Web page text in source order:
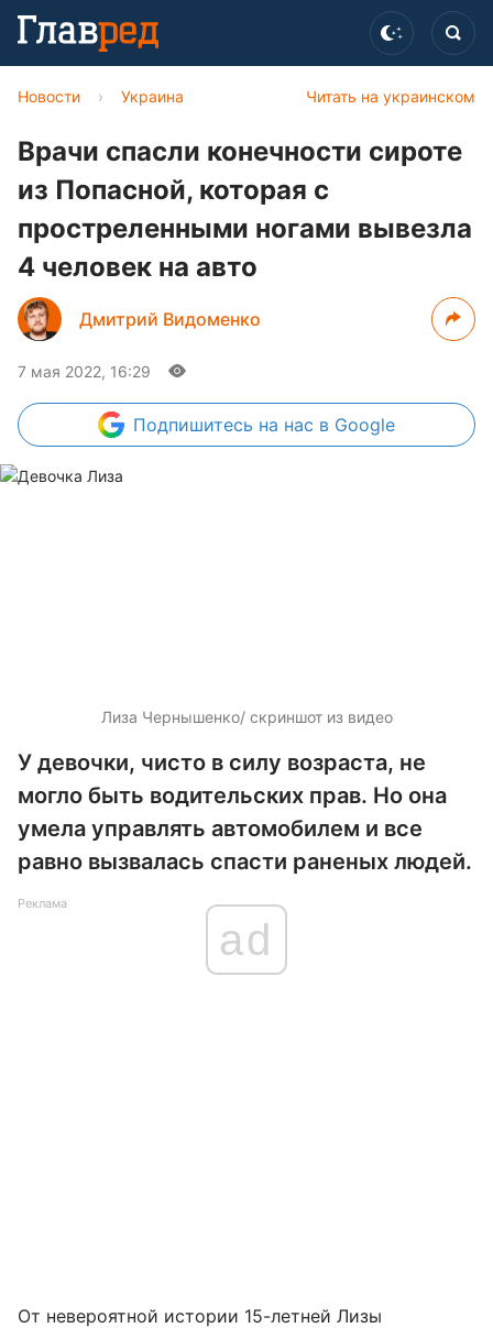
Читать на украинском
Новости › Украина
Врачи спасли конечности сироте
из Попасной, которая с
простреленными ногами вывезла
4 человек на авто
Дмитрий Видоменко
7 мая 2022, 16:29
Подпишитесь на нас в Google
Лиза Чернышенко/ скриншот из видео
У девочки, чисто в силу возраста, не
могло быть водительских прав. Но она
умела управлять автомобилем и все
равно вызвалась спасти раненых людей.
Реклама
ad
От невероятной истории 15-летней Лизы